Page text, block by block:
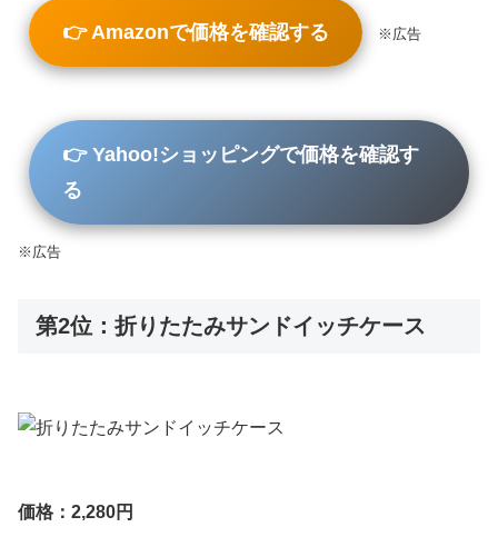
👉 Amazonで価格を確認する ※広告
👉 Yahoo!ショッピングで価格を確認す
る
※広告
第2位：折りたたみサンドイッチケース
価格：2,280円